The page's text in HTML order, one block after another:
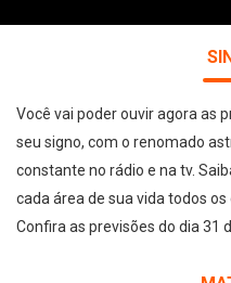
Você vai poder ouvir agora as
seu signo, com o renomado
constante no rádio e na tv.
cada área de sua vida todos os
Confira as previsões do dia 31